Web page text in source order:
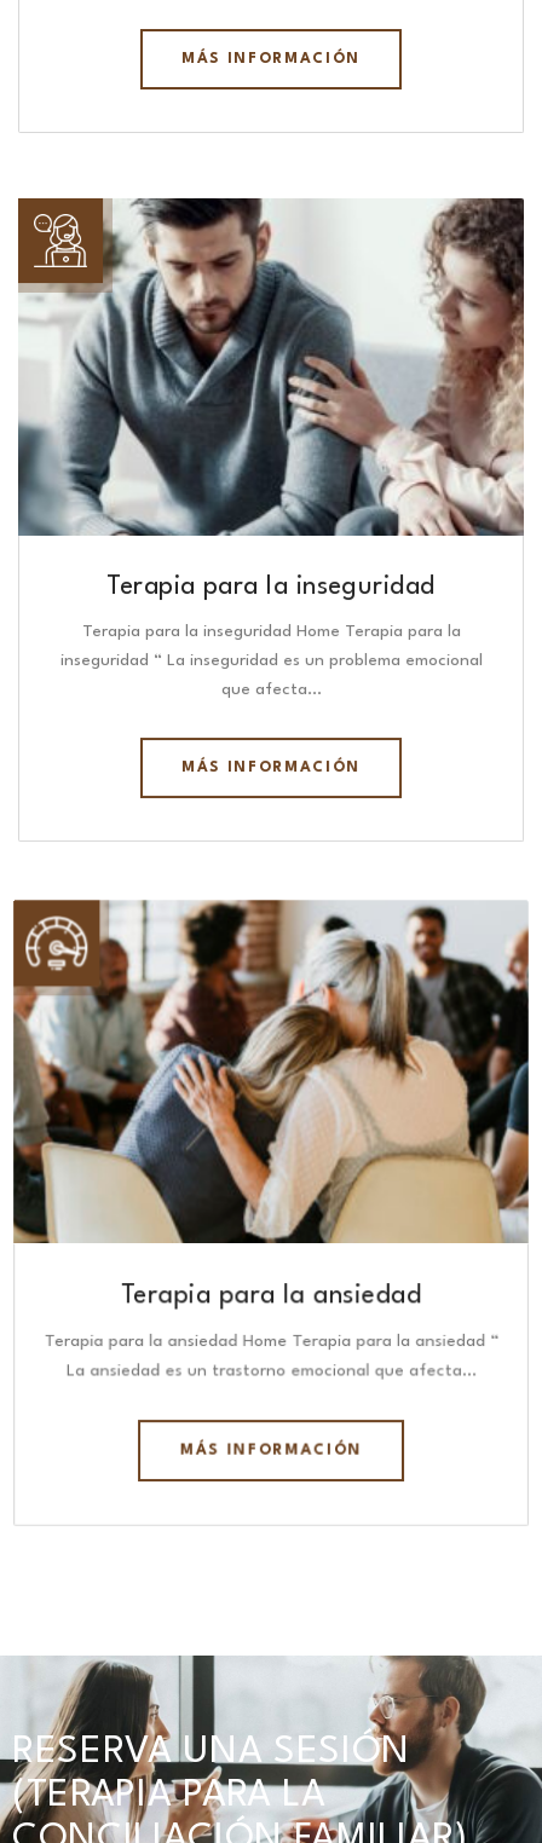
MÁS INFORMACIÓN
Terapia para la inseguridad
Terapia para la inseguridad Home Terapia para la
inseguridad “ La inseguridad es un problema emocional
que afecta…
MÁS INFORMACIÓN
Terapia para la ansiedad
Terapia para la ansiedad Home Terapia para la ansiedad “
La ansiedad es un trastorno emocional que afecta…
MÁS INFORMACIÓN
RESERVA UNA SESIÓN
(TERAPIA PARA LA